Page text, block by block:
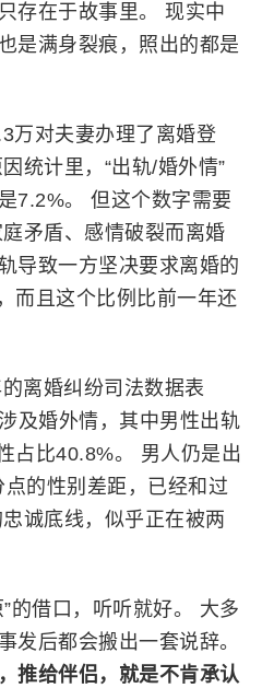
存在于故事里。 现实中
是满身裂痕，照出的都是
万对夫妻办理了离婚登
统计里，“出轨/婚外情”
7.2%。 但这个数字需要
矛盾、感情破裂而离婚
导致一方坚决要求离婚的
而且这个比例比前一年还
离婚纠纷司法数据表
及婚外情，其中男性出轨
占比40.8%。 男人仍是出
的性别差距，已经和过
诚底线，似乎正在被两
的借口，听听就好。 大多
发后都会搬出一套说辞。
推给伴侣，就是不肯承认